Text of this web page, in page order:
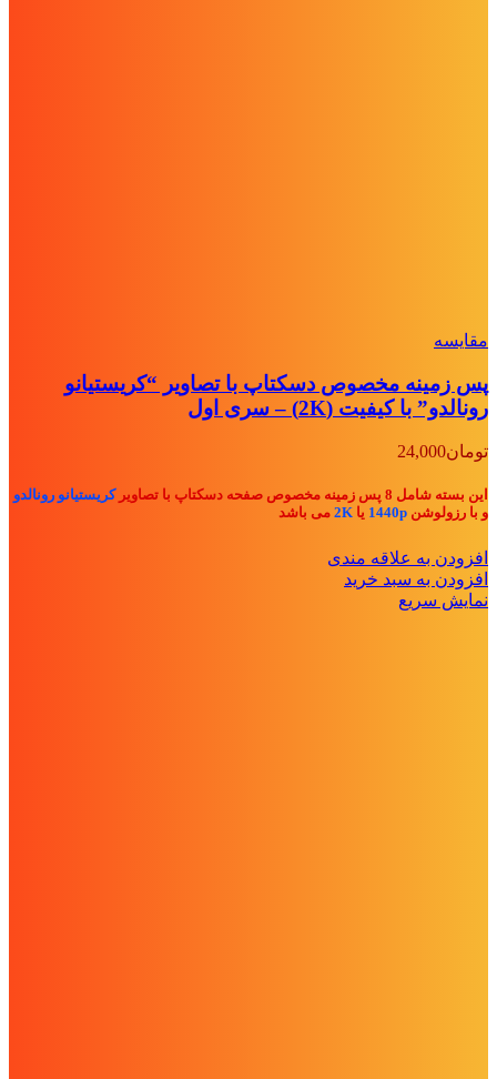
مقايسه
پس زمینه مخصوص دسکتاپ با تصاویر “کریستیانو
رونالدو” با کیفیت (2K) – سری اول
تومان24,000
این بسته شامل 8 پس زمینه مخصوص صفحه دسکتاپ با تصاویر
کریستیانو رونالدو
و با رزولوشن 1440p یا 2K می باشد
افزودن به علاقه مندی
افزودن به سبد خرید
نمایش سریع